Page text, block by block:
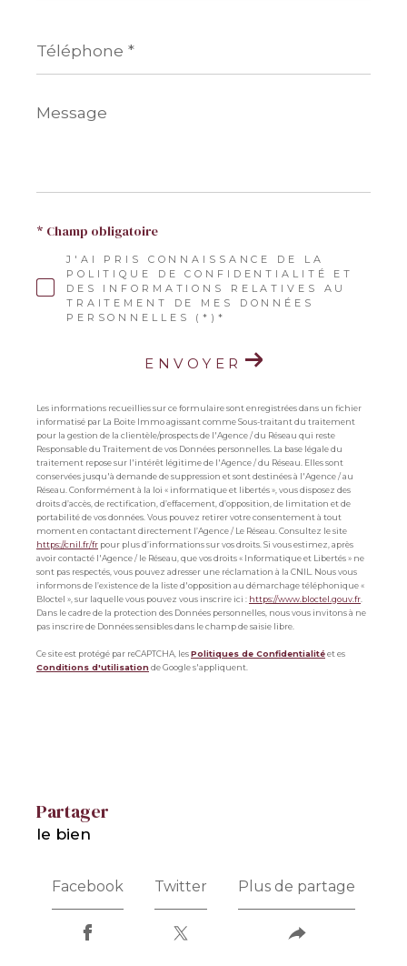
*
Message
*
J'AI PRIS CONNAISSANCE DE LA
POLITIQUE DE CONFIDENTIALITÉ ET
DES INFORMATIONS RELATIVES AU
TRAITEMENT DE MES DONNÉES
PERSONNELLES (*)*
* Champ obligatoire
ENVOYER
Les informations recueillies sur ce formulaire sont enregistrées dans un fichier
informatisé par La Boite Immo agissant comme Sous-traitant du traitement
pour la gestion de la clientèle/prospects de l'Agence / du Réseau qui reste
Responsable du Traitement de vos Données personnelles. La base légale du
traitement repose sur l'intérêt légitime de l'Agence / du Réseau. Elles sont
conservées jusqu'à demande de suppression et sont destinées à l'Agence / au
Réseau. Conformément à la loi « informatique et libertés », vous disposez des
droits d’accès, de rectification, d’effacement, d’opposition, de limitation et de
portabilité de vos données. Vous pouvez retirer votre consentement à tout
moment en contactant directement l’Agence / Le Réseau. Consultez le site
https://cnil.fr/fr pour plus d’informations sur vos droits. Si vous estimez, après
avoir contacté l'Agence / le Réseau, que vos droits « Informatique et Libertés » ne
sont pas respectés, vous pouvez adresser une réclamation à la CNIL. Nous vous
informons de l’existence de la liste d'opposition au démarchage téléphonique «
Bloctel », sur laquelle vous pouvez vous inscrire ici : https://www.bloctel.gouv.fr
Dans le cadre de la protection des Données personnelles, nous vous invitons à ne
pas inscrire de Données sensibles dans le champ de saisie libre.
Ce site est protégé par reCAPTCHA, lesPolitiques de Confidentialitéet es
Conditions d'utilisationde Google s'appliquent.
partager
le bien
Facebook Twitter Plus de partage